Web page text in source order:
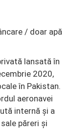
/ doar apă
lansată în
2020,
în Pakistan.
aeronavei
internă și a
păreri și